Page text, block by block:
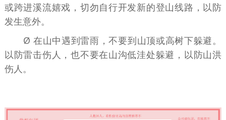
或跨进溪流嬉戏，切勿自行开发新的登山线路，以防
发生意外。
Ø 在山中遇到雷雨，不要到山顶或高树下躲避。
以防雷击伤人，也不要在山沟低洼处躲避，以防山洪
伤人。